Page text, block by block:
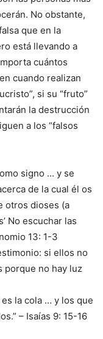
No obstante,
que en la
está llevando a
cuántos
cuando realizan
si su “fruto”
la destrucción
a los “falsos
signo … y se
de la cual él os
otros dioses (a
No escuchar las
13: 1-3
si ellos no
porque no hay luz
la cola … y los que
– Isaías 9: 15-16